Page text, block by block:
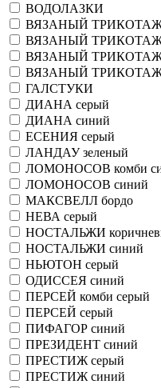
ВОДОЛАЗКИ
ВЯЗАНЫЙ
ВЯЗАНЫЙ ТРИКОТАЖ
ВЯЗАНЫЙ ТРИКОТАЖ
ВЯЗАНЫЙ ТРИКОТАЖ
ГАЛСТУКИ
ДИАНА серый
ДИАНА синий
ЕСЕНИЯ серый
ЛАНДАУ зеленый
ЛОМОНОСОВ комби
ЛОМОНОСОВ синий
МАКСВЕЛЛ бордо
НЕВА серый
НОСТАЛЬЖИ
НОСТАЛЬЖИ синий
НЬЮТОН серый
ОДИССЕЯ синий
ПЕРСЕЙ комби серый
ПЕРСЕЙ серый
ПИФАГОР синий
ПРЕЗИДЕНТ синий
ПРЕСТИЖ серый
ПРЕСТИЖ синий